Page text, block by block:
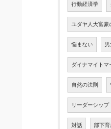
行動経済学
ユダヤ人大富豪
悩まない
ダイナマイト
自然の法則
リーダーシップ
対話 部下育